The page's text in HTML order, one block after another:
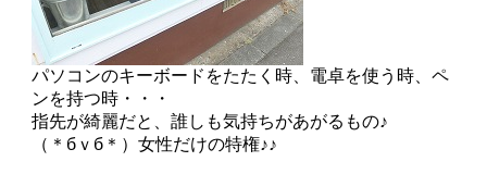
パソコンのキーボードをたたく時、電卓を使う時、ペ
ンを持つ時・・・
指先が綺麗だと、誰しも気持ちがあがるもの♪
（＊бｖб＊）女性だけの特権♪♪